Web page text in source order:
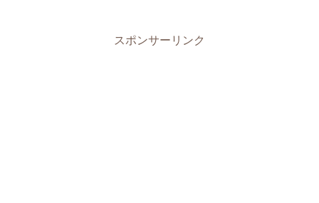
スポンサーリンク